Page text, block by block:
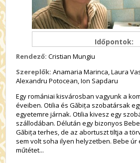
Időpontok:
Rendező: Cristian Mungiu
Szereplők: Anamaria Marinca, Laura
Alexandru Potocean, Ion Sapdaru
Egy romániai kisvárosban vagyunk a
éveiben. Otilia és Găbița szobatársak
egyetemre járnak. Otilia kivesz egy
szállodában. Délután egy bizonyos
Găbița terhes, de az abortuszt tiltja a
sem volt soha ilyen helyzetben. Bebe úr
műtétet...